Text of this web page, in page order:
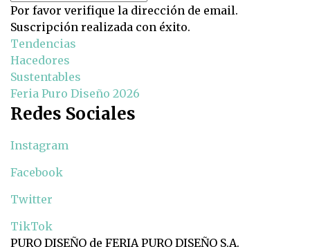
Por favor verifique la dirección de email.
Suscripción realizada con éxito.
Tendencias
Hacedores
Sustentables
Feria Puro Diseño 2026
Redes Sociales
Instagram
Facebook
Twitter
TikTok
PURO DISEÑO de FERIA PURO DISEÑO S.A.